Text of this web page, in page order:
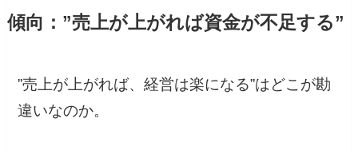
傾向：”売上が上がれば資金が不足する”
”売上が上がれば、経営は楽になる”はどこが勘
違いなのか。